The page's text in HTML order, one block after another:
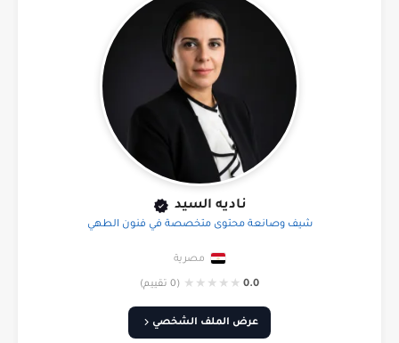
ناديه السيد
شيف وصانعة محتوى متخصصة في فنون الطهي
مصرية
0.0
★
★
★
★
★ (0 تقييم)
عرض الملف الشخصي